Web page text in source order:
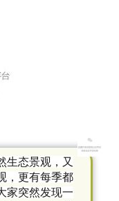
生态景观 ， 又
， 更有每季都
家突然发现一